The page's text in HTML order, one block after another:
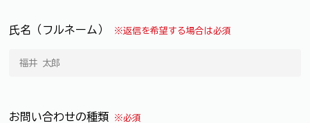
氏名（フルネーム） ※返信を希望する場合は必須
お問い合わせの種類 ※必須